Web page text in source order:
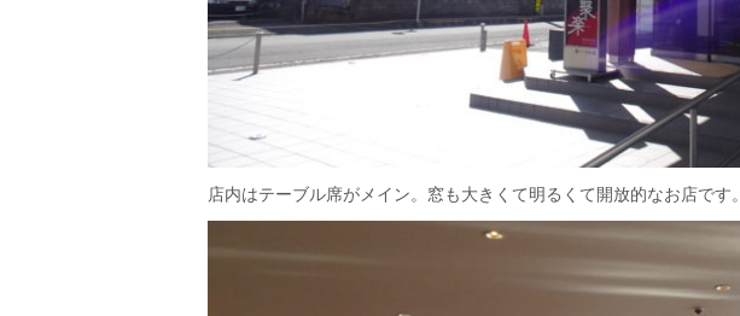
店内はテーブル席がメイン。窓も大きくて明るくて開放的なお店です。